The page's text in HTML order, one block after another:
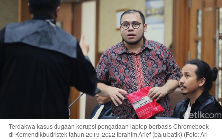
Terdakwa kasus dugaan korupsi pengadaan laptop berbasis Chromebook
di Kemendikbudristek tahun 2019-2022 Ibrahim Arief (baju batik) (Foto: Ari